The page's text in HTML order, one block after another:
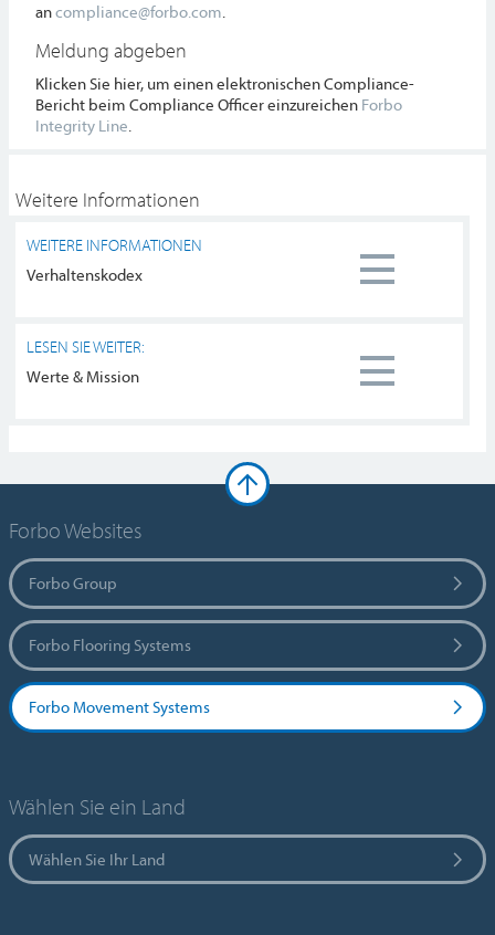
ancompliance@forbo.com
Meldung abgeben
Klicken Sie hier, um einen elektronischen Compliance-
Bericht beim Compliance Officer einzureichen Forbo
Integrity Line
Weitere Informationen
WEITERE INFORMATIONEN
Verhaltenskodex
LESEN SIE WEITER:
Werte & Mission
Forbo Websites
Forbo Group
Forbo Flooring Systems
Forbo Movement Systems
Wählen Sie ein Land
Wählen Sie Ihr Land